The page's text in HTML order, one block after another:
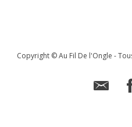
Copyright © Au Fil De l'Ongle -